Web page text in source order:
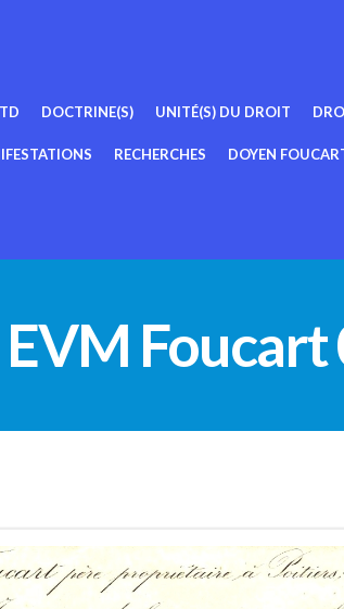
DOCTRINE(S) UNITÉ(S) DU DROIT
RECHERCHES DOYEN
EVM